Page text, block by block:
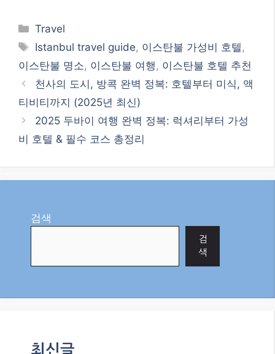
Categories
Travel
Tags
Istanbul travel guide, 이스탄불 가성비 호텔 ,
이스탄불 명소, 이스탄불 여행 , 이스탄불 호텔 추천
천사의 도시, 방콕 완벽 정복: 호텔부터 미식, 액
티비티까지 (2025년 최신)
2025 두바이 여행 완벽 정복: 럭셔리부터 가성
비 호텔 & 필수 코스 총정리
검색
검
색
최신글